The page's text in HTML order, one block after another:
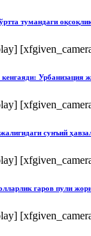
тумандаги
Урбанизация
сунъий
гаров пули